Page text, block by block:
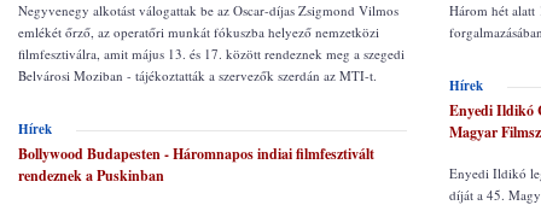
Negyvenegy alkotást válogattak be az Oscar-díjas Zsigmond Vilmos
emlékét őrző, az operatőri munkát fókuszba helyező nemzetközi
filmfesztiválra, amit május 13. és 17. között rendeznek meg a szegedi
Belvárosi Moziban - tájékoztatták a szervezők szerdán az MTI-t.
Hírek
Bollywood Budapesten - Háromnapos indiai filmfesztivált
rendeznek a Puskinban
Három hét alatt
Hírek
Enyedi Ildikó
Magyar
Enyedi Ildikó
díját a 45.